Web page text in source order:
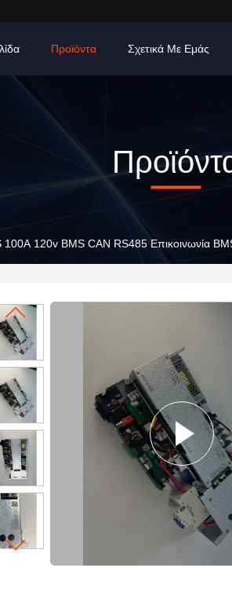
Προϊόντα Σχετικά Με Εμάς
100A 120v BMS CAN RS485 Επικοινωνία